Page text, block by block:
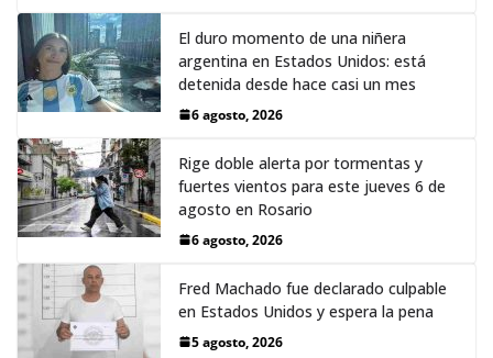
El duro momento de una niñera
argentina en Estados Unidos: está
detenida desde hace casi un mes
6 agosto, 2026
Rige doble alerta por tormentas y
fuertes vientos para este jueves 6 de
agosto en Rosario
6 agosto, 2026
Fred Machado fue declarado culpable
en Estados Unidos y espera la pena
5 agosto, 2026